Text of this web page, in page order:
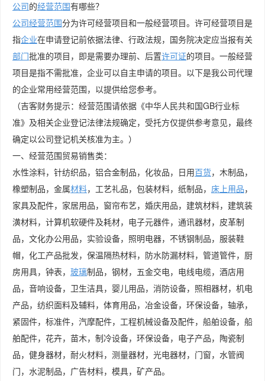
公司的经营范围有哪些？
公司经营范围分为许可经营项目和一般经营项目。许可经营项目是
指企业在申请登记前依据法律、行政法规，国务院决定应当报有关
部门批准的项目，即是需要办理前、后置许可证的项目。一般经营
项目是指不需批准，企业可以自主申请的项目。以下是我公司代理
的企业常用经营范围，以提供给您参考。
（吉客财务提示：经营范围请依据《中华人民共和国GB行业标
准》及相关企业登记法律法规确定，受托方仅提供参考意见，最终
确定以公司登记机关核准为主。）
一、经营范围贸易销售类：
水性涂料，针纺织品，铝合金制品，化妆品，日用百货，木制品，
橡塑制品，金属材料，工艺礼品，包装材料，纸制品， 床上用品，
家具及配件，家居用品，窗帘布艺，婚庆用品，建筑材料，建筑装
潢材料，计算机软硬件及耗材，电子元器件，通讯器材，皮革制
品，文化办公用品，实验设备，照明电器，不锈钢制品，服装鞋
帽，化工产品批发，保温隔热材料，防水防漏材料，管道管件，厨
房用具，钟表， 玻璃制品，钢材，五金交电，电线电缆，酒店用
品，音响设备，卫生洁具，婴儿用品，消防设备，照相器材，机电
产品，纺织面料及辅料，体育用品，冶金设备，环保设备，轴承，
紧固件，标准件，汽摩配件，工程机械设备及配件，船舶设备，船
舶配件，花卉，苗木，制冷设备，环保设备，电子产品，陶瓷制
品，健身器材，耐火材料，测量器材，光电器材，门窗，水管阀
门，水泥制品，广告材料，模具，矿产品。